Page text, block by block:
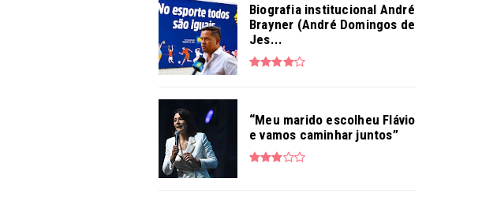
Biografia institucional André
Brayner (André Domingos de
Jes...
“Meu marido escolheu Flávio
e vamos caminhar juntos”